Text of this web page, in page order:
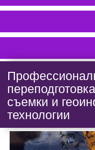
съемки и
технологии